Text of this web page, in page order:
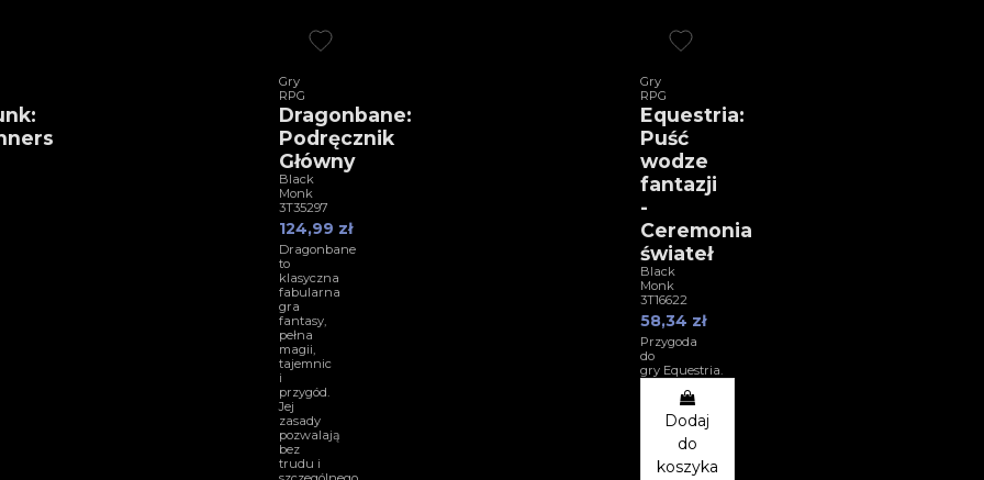
Gry
RPG
Dragonbane:
Podręcznik
Główny
Black
Monk
3T35297
124,99 zł
Dragonbane
to
klasyczna
fabularna
gra
fantasy,
pełna
magii,
tajemnic
i
przygód.
Jej
zasady
pozwalają
bez
trudu i
Gry
RPG
Equestria:
Puść
wodze
fantazji
-
Ceremonia
świateł
Black
Monk
3T16622
58,34 zł
Przygoda
do
gry Equestria.
Dodaj
do
koszyka